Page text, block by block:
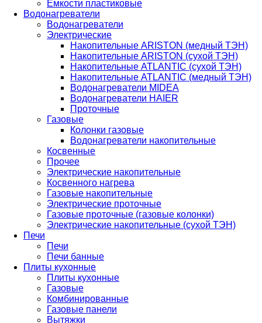
Ёмкости пластиковые
Водонагреватели
Водонагреватели
Электрические
Накопительные ARISTON (медный ТЭН)
Накопительные ARISTON (сухой ТЭН)
Накопительные ATLANTIC (сухой ТЭН)
Накопительные ATLANTIC (медный ТЭН)
Водонагреватели MIDEA
Водонагреватели HAIER
Проточные
Газовые
Колонки газовые
Водонагреватели накопительные
Косвенные
Прочее
Электрические накопительные
Косвенного нагрева
Газовые накопительные
Электрические проточные
Газовые проточные (газовые колонки)
Электрические накопительные (сухой ТЭН)
Печи
Печи
Печи банные
Плиты кухонные
Плиты кухонные
Газовые
Комбинированные
Газовые панели
Вытяжки